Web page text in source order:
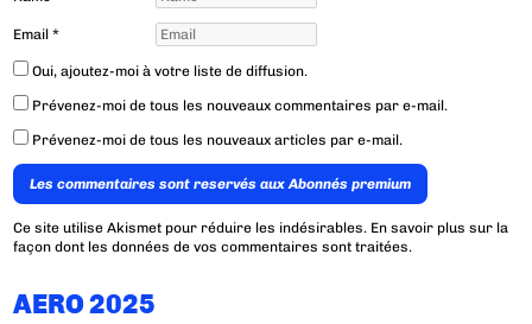
Email*
Oui, ajoutez-moi à votre liste de diffusion.
Prévenez-moi de tous les nouveaux commentaires par e-mail.
Prévenez-moi de tous les nouveaux articles par e-mail.
Les commentaires sont reservés aux Abonnés premium
Ce site utilise Akismet pour réduire les indésirables. En savoir plus sur la
façon dont les données de vos commentaires sont traitées.
AERO 2025